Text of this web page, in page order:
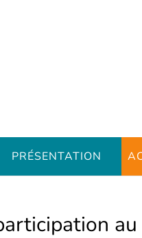
PRÉSENTATION
au